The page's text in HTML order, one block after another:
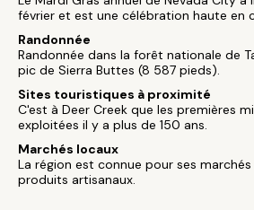
février et est une célébration haute en
Randonnée
Randonnée dans la forêt nationale de
pic de Sierra Buttes (8 587 pieds).
Sites touristiques à proximité
C'est à Deer Creek que les premières
exploitées il y a plus de 150 ans.
Marchés locaux
La région est connue pour ses
produits artisanaux.